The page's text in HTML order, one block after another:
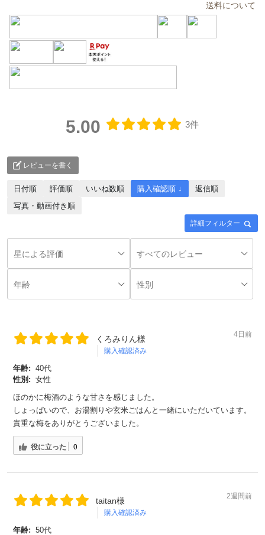
送料について
5.00 3件
レビューを書く
詳細フィルター
日付順 評価順 いいね数順 購入確認順 ↓
返信順
写真・動画付き順
くろみりん様
購入確認済み
4日前
年齢: 40代
性別: 女性
ほのかに梅酒のような甘さを感じました。
しょっぱいので、お湯割りや玄米ごはんと一緒にいただいています。
貴重な梅をありがとうございました。
役に立った 0
taitan様
購入確認済み
2週間前
年齢: 50代